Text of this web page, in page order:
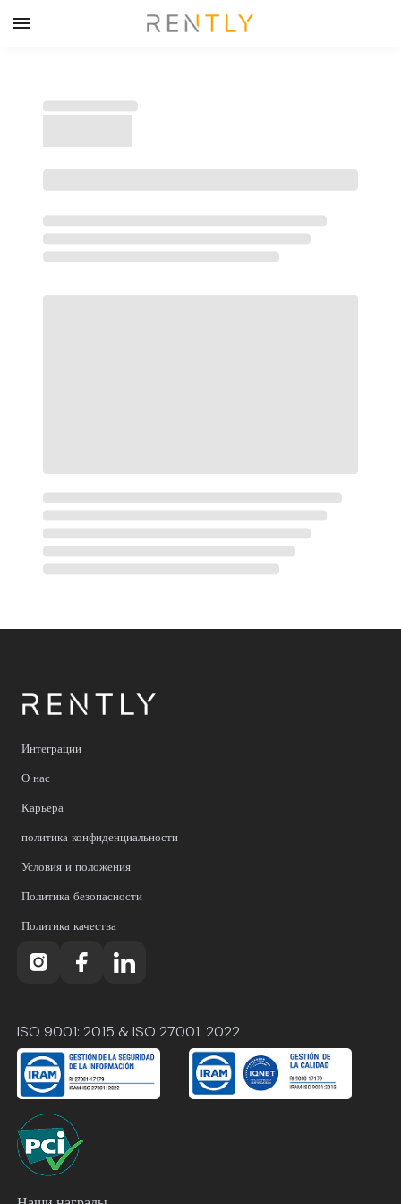
Интеграции
О нас
Карьера
политика конфиденциальности
Условия и положения
Политика безопасности
Политика качества
ISO 9001: 2015 & ISO 27001: 2022